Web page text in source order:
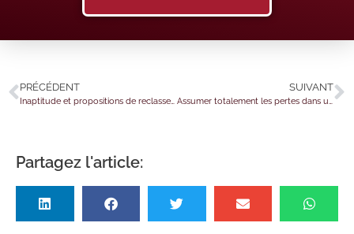
PRÉCÉDENT SUIVANT
Partagez l'article: